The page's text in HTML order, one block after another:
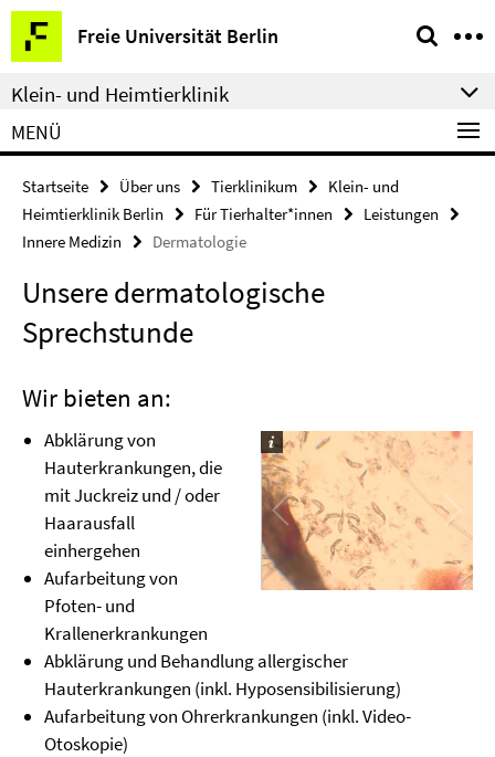
Springe
direkt
zu
Inhalt
Freie Universität Berlin
Service-
Navigation
Klein- und Heimtierklinik
MENÜ
Startseite Über uns Tierklinikum
Klein- und
Heimtierklinik Berlin
Für Tierhalter*innen
Leistungen
Innere Medizin
Dermatologie
Unsere dermatologische
Sprechstunde
Wir bieten an:
Abklärung von
Hauterkrankungen, die
mit Juckreiz und / oder
Haarausfall
einhergehen
Aufarbeitung von
Pfoten- und
Krallenerkrankungen
Abklärung und Behandlung allergischer
Hauterkrankungen (inkl. Hyposensibilisierung)
Aufarbeitung von Ohrerkrankungen (inkl. Video-
Otoskopie)